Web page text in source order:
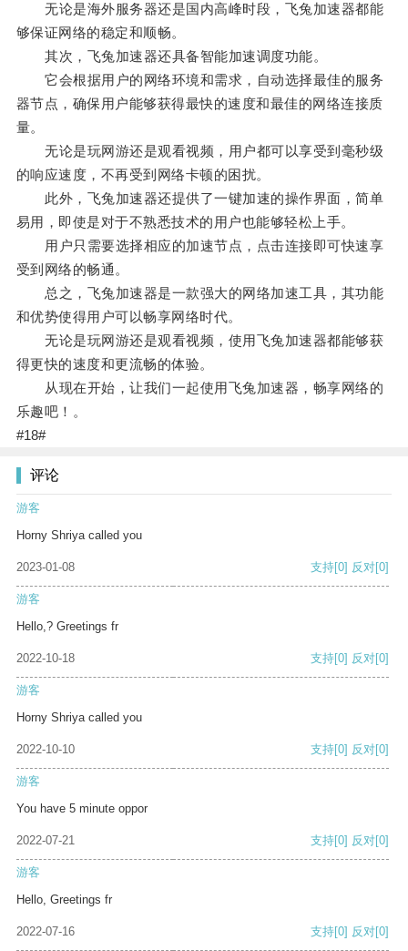
无论是海外服务器还是国内高峰时段，飞兔加速器都能
够保证网络的稳定和顺畅。
其次，飞兔加速器还具备智能加速调度功能。
它会根据用户的网络环境和需求，自动选择最佳的服务
器节点，确保用户能够获得最快的速度和最佳的网络连接质
量。
无论是玩网游还是观看视频，用户都可以享受到毫秒级
的响应速度，不再受到网络卡顿的困扰。
此外，飞兔加速器还提供了一键加速的操作界面，简单
易用，即使是对于不熟悉技术的用户也能够轻松上手。
用户只需要选择相应的加速节点，点击连接即可快速享
受到网络的畅通。
总之，飞兔加速器是一款强大的网络加速工具，其功能
和优势使得用户可以畅享网络时代。
无论是玩网游还是观看视频，使用飞兔加速器都能够获
得更快的速度和更流畅的体验。
从现在开始，让我们一起使用飞兔加速器，畅享网络的
乐趣吧！。
#18#
评论
游客
Horny Shriya called you
2023-01-08 支持[0] 反对[0]
游客
Hello,? Greetings fr
2022-10-18 支持[0] 反对[0]
游客
Horny Shriya called you
2022-10-10 支持[0] 反对[0]
游客
You have 5 minute oppor
2022-07-21 支持[0] 反对[0]
游客
Hello, Greetings fr
2022-07-16 支持[0] 反对[0]